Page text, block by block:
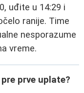
uđite u 14:29 i
ranije. Time
nesporazume
vreme.
prve uplate?